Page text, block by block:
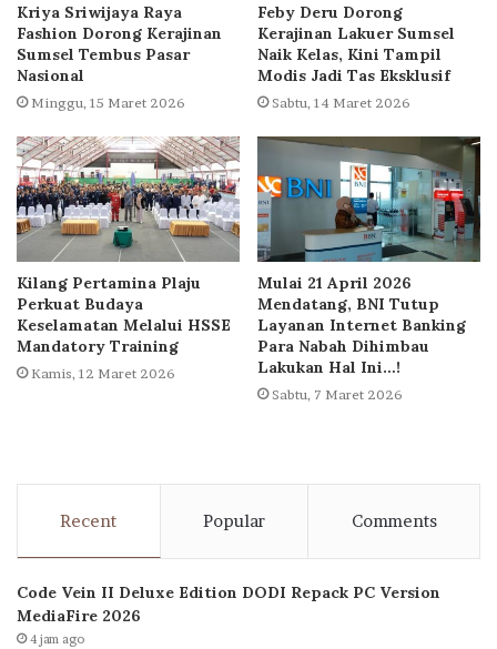
Kriya Sriwijaya Raya
Fashion Dorong Kerajinan
Sumsel Tembus Pasar
Nasional
Minggu, 15 Maret 2026
Feby Deru Dorong
Kerajinan Lakuer Sumsel
Naik Kelas, Kini Tampil
Modis Jadi Tas Eksklusif
Sabtu, 14 Maret 2026
Kilang Pertamina Plaju
Perkuat Budaya
Keselamatan Melalui HSSE
Mandatory Training
Kamis, 12 Maret 2026
Mulai 21 April 2026
Mendatang, BNI Tutup
Layanan Internet Banking
Para Nabah Dihimbau
Lakukan Hal Ini…!
Sabtu, 7 Maret 2026
Recent Popular Comments
Code Vein II Deluxe Edition DODI Repack PC Version
MediaFire 2026
4 jam ago